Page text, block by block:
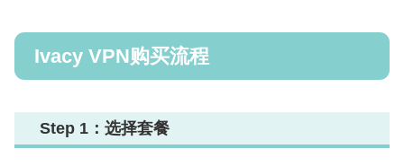
Ivacy VPN购买流程
Step 1：选择套餐